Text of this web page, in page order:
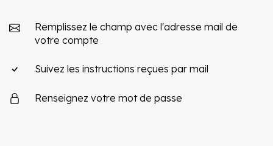
Remplissez le champ avec l'adresse mail de
votre compte
Suivez les instructions reçues par mail
Renseignez votre mot de passe